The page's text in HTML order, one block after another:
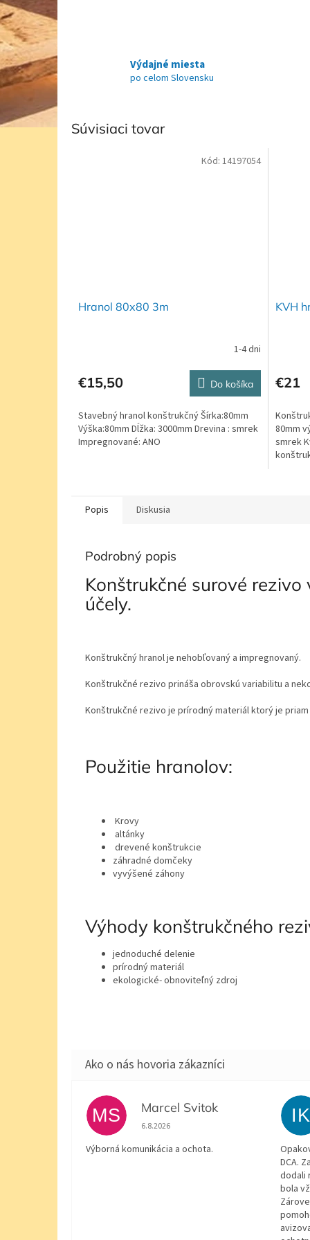
Výdajné miesta
po celom Slovensku
Súvisiaci tovar
Hranol 80x80 3m
1-4 dni
€15,50 Do košíka
Stavebný hranol konštrukčný Šírka:80mm
Výška:80mm Dĺžka: 3000mm Drevina : smrek
Impregnované: ANO
Kód: 14197054
KVH
€21
80mm
smrek
Popis Diskusia
Podrobný popis
Konštrukčné surové
účely.
Konštrukčný hranol je nehobľovaný a impregnovaný.
Konštrukčné rezivo prináša obrovskú variabilitu a
Konštrukčné rezivo je prírodný materiál ktorý je
Použitie hranolov:
Krovy
altánky
drevené konštrukcie
záhradné domčeky
vyvýšené záhony
Výhody konštrukčného
jednoduché delenie
prírodný materiál
ekologické- obnoviteľný zdroj
MS Marcel Svitok
Hodnotenie obchodu je 5 z 5 hviezdičiek.
6.8.2026
Výborná komunikácia a ochota.
IK
DCA.
dodali
bola